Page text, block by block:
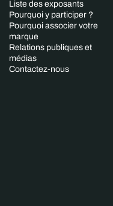
Liste des exposants
Pourquoi y participer ?
Pourquoi associer votre
marque
Relations publiques et
médias
Contactez-nous